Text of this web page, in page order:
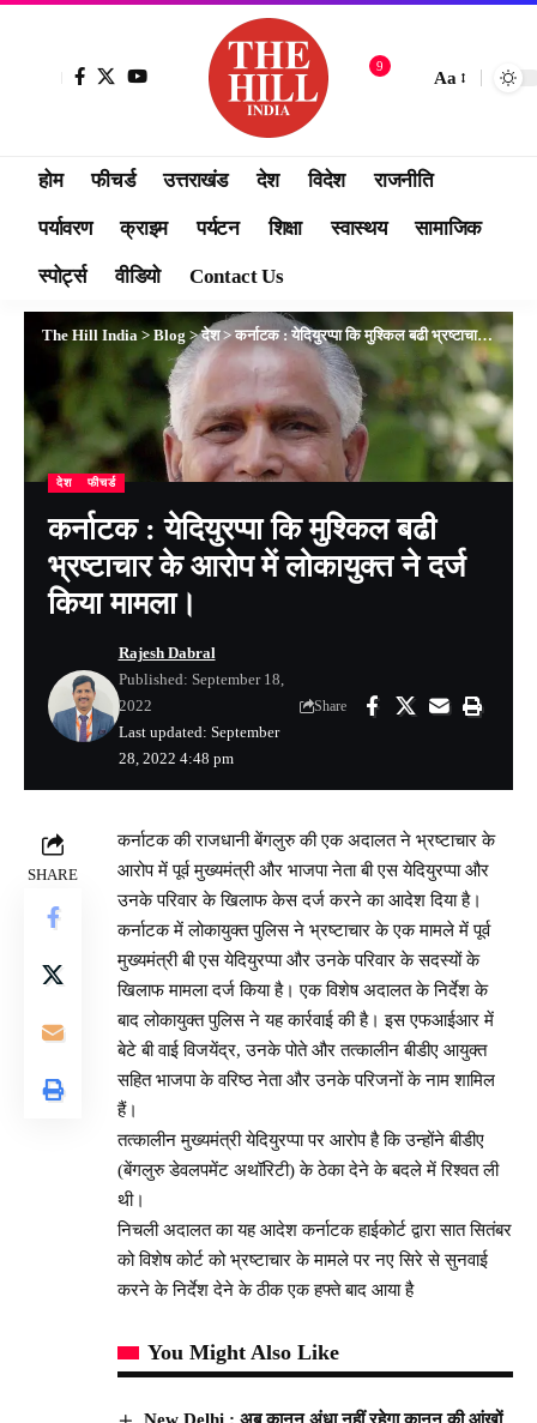
9
Aa
होम फीचर्ड उत्तराखंड देश विदेश राजनीति
पर्यावरण क्राइम पर्यटन शिक्षा स्वास्थय सामाजिक
स्पोर्ट्स वीडियो Contact Us
The Hill India>Blog >देश>कर्नाटक : येदियुरप्पा कि मुश्किल बढी भ्रष्टाचार के आरोप में लोकायुक्त ने दर्ज किया मामला।
देश फीचर्ड
कर्नाटक : येदियुरप्पा कि मुश्किल बढी
भ्रष्टाचार के आरोप में लोकायुक्त ने दर्ज
किया मामला।
Last updated: September
28, 2022 4:48 pm
Rajesh Dabral
Published: September 18,
2022
Share
SHARE
कर्नाटक की राजधानी बेंगलुरु की एक अदालत ने भ्रष्टाचार के
आरोप में पूर्व मुख्यमंत्री और भाजपा नेता बी एस येदियुरप्पा और
उनके परिवार के खिलाफ केस दर्ज करने का आदेश दिया है।
कर्नाटक में लोकायुक्त पुलिस ने भ्रष्टाचार के एक मामले में पूर्व
मुख्यमंत्री बी एस येदियुरप्पा और उनके परिवार के सदस्यों के
खिलाफ मामला दर्ज किया है। एक विशेष अदालत के निर्देश के
बाद लोकायुक्त पुलिस ने यह कार्रवाई की है। इस एफआईआर में
बेटे बी वाई विजयेंद्र, उनके पोते और तत्कालीन बीडीए आयुक्त
सहित भाजपा के वरिष्ठ नेता और उनके परिजनों के नाम शामिल
हैं।
तत्कालीन मुख्यमंत्री येदियुरप्पा पर आरोप है कि उन्होंने बीडीए
(बेंगलुरु डेवलपमेंट अथॉरिटी) के ठेका देने के बदले में रिश्वत ली
थी।
निचली अदालत का यह आदेश कर्नाटक हाईकोर्ट द्वारा सात सितंबर
को विशेष कोर्ट को भ्रष्टाचार के मामले पर नए सिरे से सुनवाई
करने के निर्देश देने के ठीक एक हफ्ते बाद आया है
You Might Also Like
New Delhi : अब कानून अंधा नहीं रहेगा कानून की आंखों